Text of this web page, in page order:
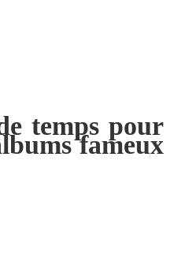
temps pour
fameux